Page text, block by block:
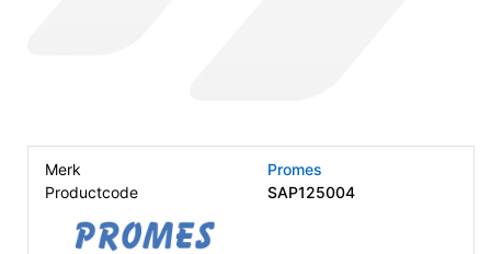
Merk
Promes
Productcode
SAP125004